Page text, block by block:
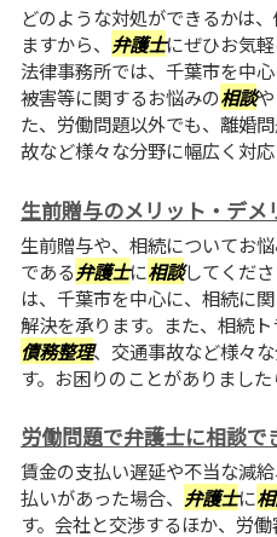
どのような対処ができるかは
ますから、 弁護士にぜひお気
法律事務所では、千葉市を中
被害等に関するお悩みの相談
た、労働問題以外でも、離婚
故など様々な分野に幅広く対応
生前贈与のメリット・デメ
生前贈与や、相続についてお
である弁護士に相談してくだ
は、千葉市を中心に、相続に
解決を承ります。また、相続
債務整理、交通事故など様々
す。お困りのことがありまし
労働問題で弁護士に相談で
賃金の支払い遅延や不当な減
払いがあった場合、 弁護士に
す。会社と交渉するほか、労